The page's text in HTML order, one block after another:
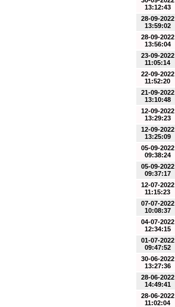
13:12:43
28-09-2022
13:59:02
28-09-2022
13:56:04
23-09-2022
11:05:14
22-09-2022
11:52:20
21-09-2022
13:10:48
12-09-2022
13:29:23
12-09-2022
13:25:09
05-09-2022
09:38:24
05-09-2022
09:37:17
12-07-2022
11:15:23
07-07-2022
10:08:37
04-07-2022
12:34:15
01-07-2022
09:47:52
30-06-2022
13:27:36
28-06-2022
14:49:41
28-06-2022
11:02:04